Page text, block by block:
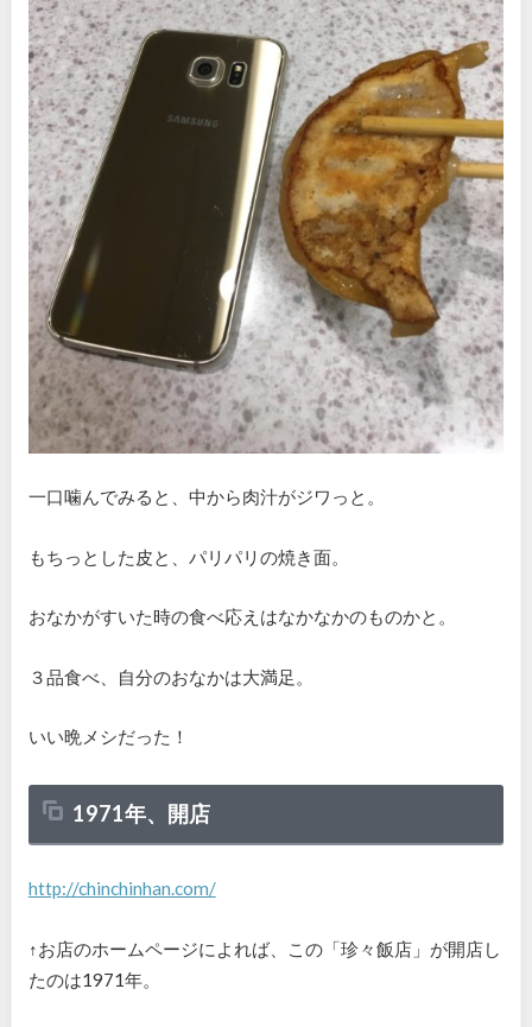
一口噛んでみると、中から肉汁がジワっと。
もちっとした皮と、パリパリの焼き面。
おなかがすいた時の食べ応えはなかなかのものかと。
３品食べ、自分のおなかは大満足。
いい晩メシだった！
1971年、開店
http://chinchinhan.com/
↑お店のホームページによれば、この「珍々飯店」が開店し
たのは1971年。